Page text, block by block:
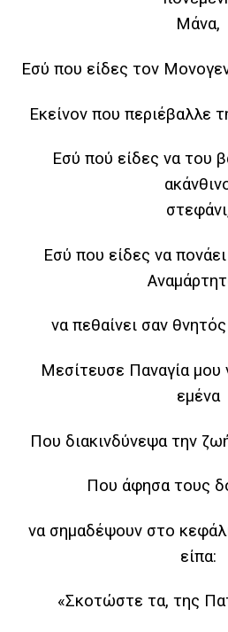
Μάνα,
Εσύ που είδες τον
Εκείνον που περιέβαλλε
Εσύ πού είδες να του
Εσύ που είδες να
να πεθαίνει σαν
Μεσίτευσε Παναγία μου
εμένα
Που διακινδύνεψα την
Που άφησα τους
να σημαδέψουν στο
είπα:
«Σκοτώστε τα, της